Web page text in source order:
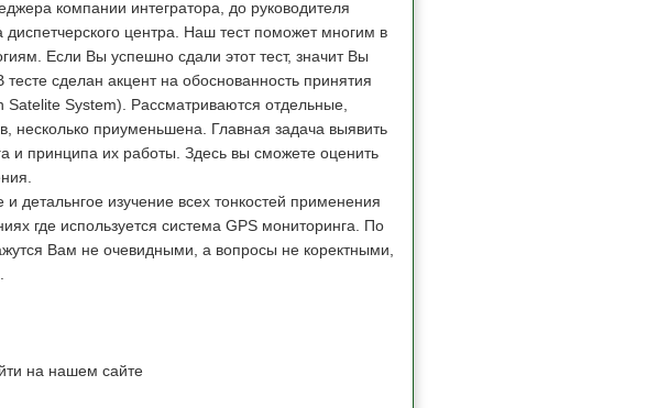
компании интегратора, до руководителя
центра. Наш тест поможет многим в
Если Вы успешно сдали этот тест, значит Вы
сделан акцент на обоснованность принятия
System). Рассматриваются отдельные,
несколько приуменьшена. Главная задача выявить
и принципа их работы. Здесь вы сможете оценить
изучение всех тонкостей применения
где используется система GPS мониторинга. По
Вам не очевидными, а вопросы не коректными,
на нашем сайте